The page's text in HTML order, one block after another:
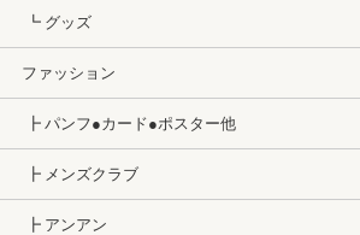
┗ グッズ
ファッション
┣ パンフ●カード●ポスター他
┣ メンズクラブ
┣ アンアン